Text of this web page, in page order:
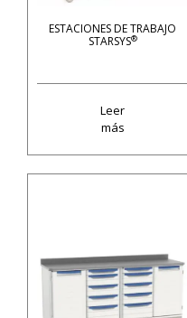
ESTACIONES DE TRABAJO
STARSYS®
Leer
más